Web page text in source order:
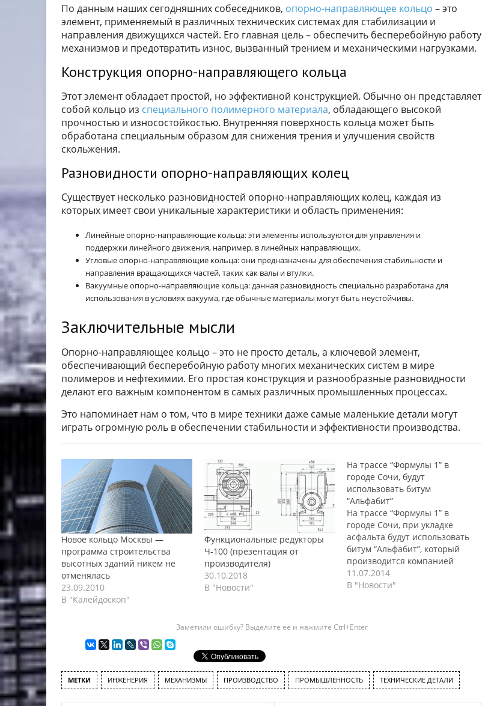
По данным наших сегодняшних собеседников, опорно-направляющее кольцо – это
элемент, применяемый в различных технических системах для стабилизации и
направления движущихся частей. Его главная цель – обеспечить бесперебойную работу
механизмов и предотвратить износ, вызванный трением и механическими нагрузками.
Конструкция опорно-направляющего кольца
Этот элемент обладает простой, но эффективной конструкцией. Обычно он представляет
собой кольцо из специального полимерного материала, обладающего высокой
прочностью и износостойкостью. Внутренняя поверхность кольца может быть
обработана специальным образом для снижения трения и улучшения свойств
скольжения.
Разновидности опорно-направляющих колец
Существует несколько разновидностей опорно-направляющих колец, каждая из
которых имеет свои уникальные характеристики и область применения:
Линейные опорно-направляющие кольца: эти элементы используются для управления и
поддержки линейного движения, например, в линейных направляющих.
Угловые опорно-направляющие кольца: они предназначены для обеспечения стабильности и
направления вращающихся частей, таких как валы и втулки.
Вакуумные опорно-направляющие кольца: данная разновидность специально разработана для
использования в условиях вакуума, где обычные материалы могут быть неустойчивы.
Заключительные мысли
Опорно-направляющее кольцо – это не просто деталь, а ключевой элемент,
обеспечивающий бесперебойную работу многих механических систем в мире
полимеров и нефтехимии. Его простая конструкция и разнообразные разновидности
делают его важным компонентом в самых различных промышленных процессах.
Это напоминает нам о том, что в мире техники даже самые маленькие детали могут
играть огромную роль в обеспечении стабильности и эффективности производства.
Новое кольцо Москвы —
программа строительства
высотных зданий никем не
отменялась
23.09.2010
В "Калейдоскоп"
Функциональные редукторы
Ч-100 (презентация от
производителя)
30.10.2018
В "Новости"
На трассе “Формулы 1” в
городе Сочи, будут
использовать битум
“Альфабит”
На трассе “Формулы 1” в
городе Сочи, при укладке
асфальта будут использовать
битум “Альфабит”, который
производится компанией
“Роснефть”. Такой выбор был
сделан в связи с тем, что
износостойкостью. Помимо
образованию на трассе колеи,
что является одной из
главных…
11.07.2014
В "Новости"
Заметили ошибку? Выделите ее и нажмите Ctrl+Enter
МЕТКИ ИНЖЕНЕРИЯ МЕХАНИЗМЫ ПРОИЗВОДСТВО ПРОМЫШЛЕННОСТЬ ТЕХНИЧЕСКИЕ ДЕТАЛИ